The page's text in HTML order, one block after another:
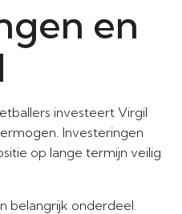
en
investeert Virgil
Investeringen
op lange termijn veilig
belangrijk onderdeel.